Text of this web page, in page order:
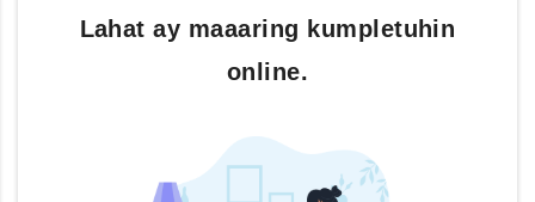
Lahat ay maaaring kumpletuhin
online.